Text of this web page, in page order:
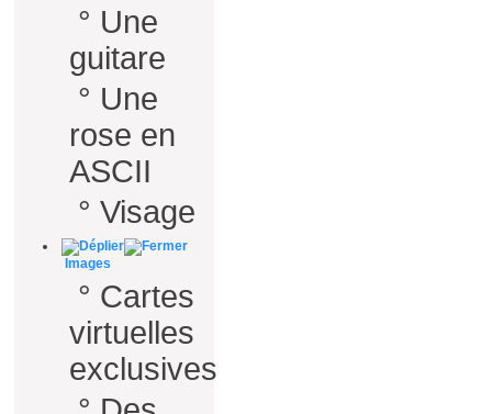
° Une
guitare
° Une
rose en
ASCII
° Visage
Images
° Cartes
virtuelles
exclusives